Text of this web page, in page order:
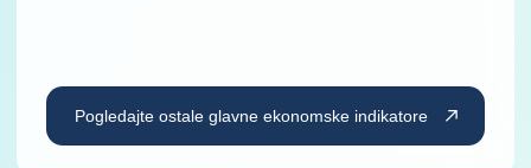
Pogledajte ostale glavne ekonomske indikatore